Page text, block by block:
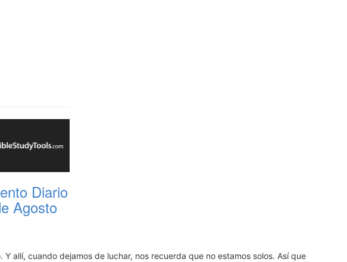
Diario
Agosto
allí, cuando dejamos de luchar, nos recuerda que no estamos solos. Así que